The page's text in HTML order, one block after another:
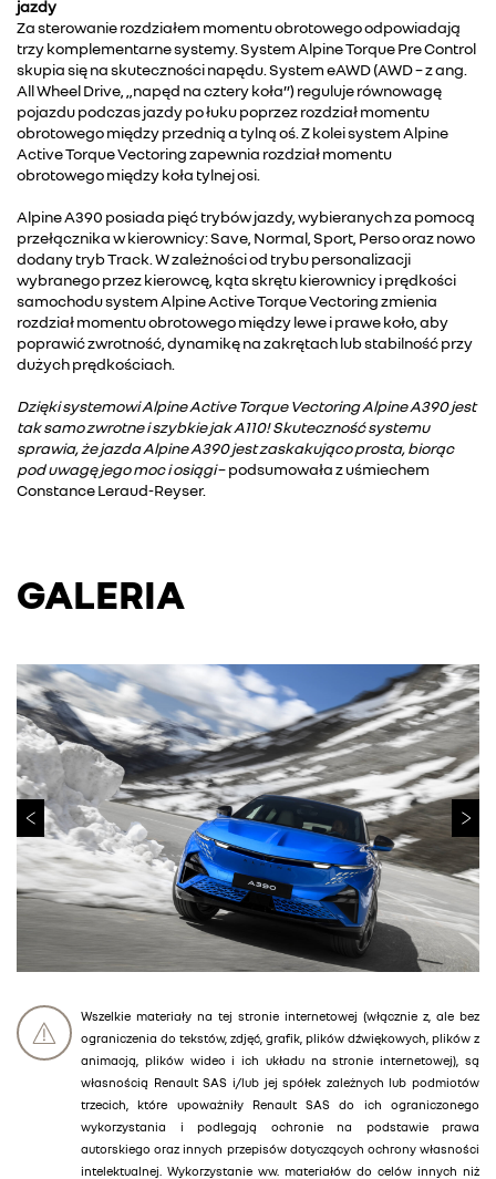
jazdy
Za sterowanie rozdziałem momentu obrotowego odpowiadają
trzy komplementarne systemy. System Alpine Torque Pre Control
skupia się na skuteczności napędu. System eAWD (AWD – z ang.
All Wheel Drive, „napęd na cztery koła”) reguluje równowagę
pojazdu podczas jazdy po łuku poprzez rozdział momentu
obrotowego między przednią a tylną oś. Z kolei system Alpine
Active Torque Vectoring zapewnia rozdział momentu
obrotowego między koła tylnej osi.
Alpine A390 posiada pięć trybów jazdy, wybieranych za pomocą
przełącznika w kierownicy: Save, Normal, Sport, Perso oraz nowo
dodany tryb Track. W zależności od trybu personalizacji
wybranego przez kierowcę, kąta skrętu kierownicy i prędkości
samochodu system Alpine Active Torque Vectoring zmienia
rozdział momentu obrotowego między lewe i prawe koło, aby
poprawić zwrotność, dynamikę na zakrętach lub stabilność przy
dużych prędkościach.
Dzięki systemowi Alpine Active Torque Vectoring Alpine A390 jest
tak samo zwrotne i szybkie jak A110! Skuteczność systemu
sprawia, że jazda Alpine A390 jest zaskakująco prosta, biorąc
pod uwagę jego moc i osiągi– podsumowała z uśmiechem
Constance Leraud-Reyser.
GALERIA
Wszelkie materiały na tej stronie internetowej (włącznie z, ale bez
ograniczenia do tekstów, zdjęć, grafik, plików dźwiękowych, plików z
animacją, plików wideo i ich układu na stronie internetowej), są
własnością Renault SAS i/lub jej spółek zależnych lub podmiotów
trzecich, które upoważniły Renault SAS do ich ograniczonego
wykorzystania i podlegają ochronie na podstawie prawa
autorskiego oraz innych przepisów dotyczących ochrony własności
intelektualnej. Wykorzystanie ww. materiałów do celów innych niż